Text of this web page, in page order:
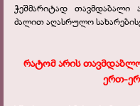
ჭეშმარიტად თავმდაბალი
ძალით აღასრულო
რატომ არის
ერთ-